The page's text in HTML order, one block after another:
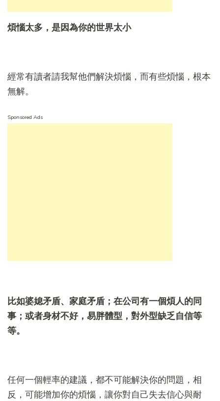
煩惱太多，是因為你的世界太小
經常有讀者請我幫他們解決煩惱，而有些煩惱，根本
無解。
Sponsored Ads
比如婆媳矛盾、家庭矛盾；在公司有一個煩人的同
事；或者身材不好，易胖體型，對外型缺乏自信等
等。
任何一個輕率的建議，都不可能解決你的問題，相
反，可能增加你的煩惱，讓你對自己失去信心與耐